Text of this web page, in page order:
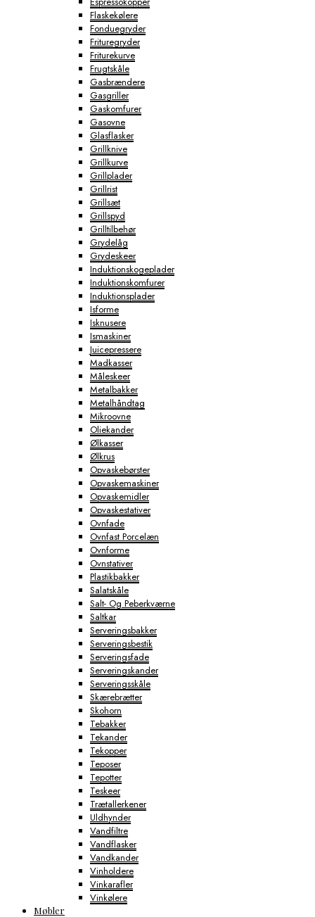
Flaskekølere
Fonduegryder
Frituregryder
Friturekurve
Frugtskåle
Gasbrændere
Gasgriller
Gaskomfurer
Gasovne
Glasflasker
Grillknive
Grillkurve
Grillplader
Grillrist
Grillsæt
Grillspyd
Grilltilbehør
Grydelåg
Grydeskeer
Induktionskogeplader
Induktionskomfurer
Induktionsplader
Isforme
Isknusere
Ismaskiner
Juicepressere
Madkasser
Måleskeer
Metalbakker
Metalhåndtag
Mikroovne
Oliekander
Ølkasser
Ølkrus
Opvaskebørster
Opvaskemaskiner
Opvaskemidler
Opvaskestativer
Ovnfade
Ovnfast Porcelæn
Ovnforme
Ovnstativer
Plastikbakker
Salatskåle
Salt- Og Peberkværne
Saltkar
Serveringsbakker
Serveringsbestik
Serveringsfade
Serveringskander
Serveringsskåle
Skærebrætter
Skohorn
Tebakker
Tekander
Tekopper
Teposer
Tepotter
Teskeer
Trætallerkener
Uldhynder
Vandfiltre
Vandflasker
Vandkander
Vinholdere
Vinkarafler
Vinkølere
Møbler